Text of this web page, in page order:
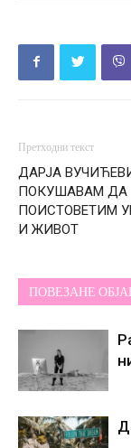
Претходни текст
ДАРЈА
ПОКУШАВАМ ДА
ПОИСТОВЕТИМ
И ЖИВОТ
ПОВЕЗАНЕ